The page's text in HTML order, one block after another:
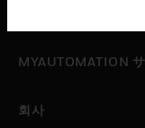
MYAUTOMATION
회사